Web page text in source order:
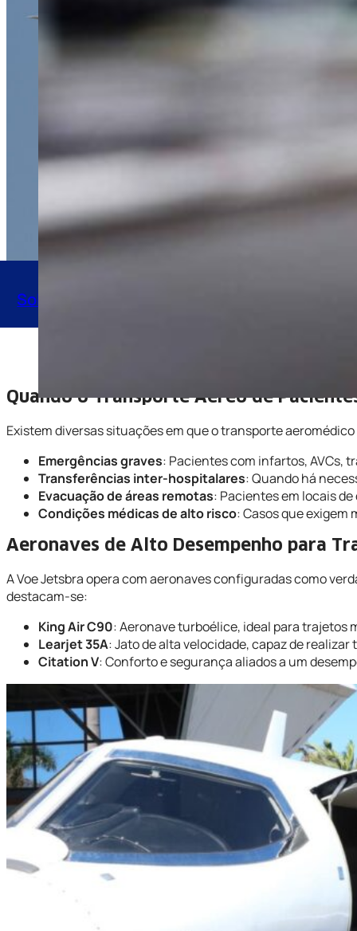
Solicite seu orçamento agora
transporte-aereo-de-pacientes-sao-paulo-sp-jpg-01
Quando o Transporte Aéreo de
Existem diversas situações em que o transporte
Emergências graves: Pacientes com infartos, AVCs,
Transferências inter-hospitalares: Quando há
Evacuação de áreas remotas: Pacientes em locais
Condições médicas de alto risco: Casos que
Aeronaves de Alto Desempenho para
A Voe Jetsbra opera com aeronaves configuradas como
destacam-se:
King Air C90: Aeronave turboélice, ideal para trajetos
Learjet 35A: Jato de alta velocidade, capaz de
Citation V: Conforto e segurança aliados a um